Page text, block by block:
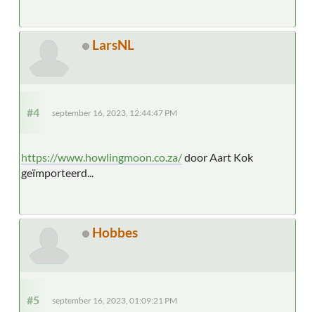
LarsNL
#4 september 16, 2023, 12:44:47 PM
https://www.howlingmoon.co.za/door Aart Kok
geïmporteerd...
Hobbes
#5 september 16, 2023, 01:09:21 PM